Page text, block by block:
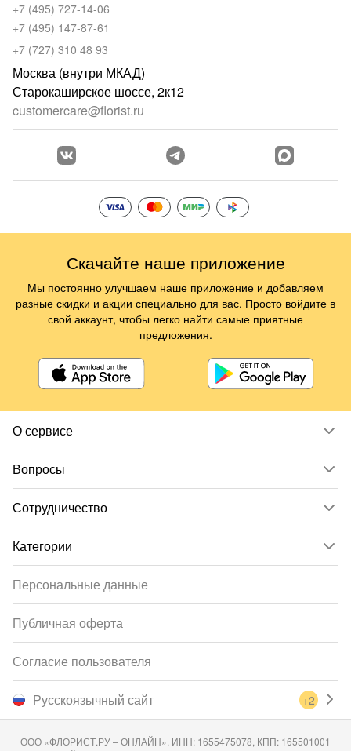
О сервисе
Вопросы
Сотрудничество
Категории
+7 (495) 727-14-06
+7 (495) 147-87-61
+7 (727) 310 48 93
Москва (внутри МКАД)
Старокаширское шоссе, 2к12
customercare@florist.ru
Русскоязычный сайт +2
Персональные данные
Публичная оферта
Согласие пользователя
ООО «ФЛОРИСТ.РУ – ОНЛАЙН», ИНН: 1655475078, КПП: 165501001
Скачайте наше приложение
Мы постоянно улучшаем наше приложение и добавляем
разные скидки и акции специально для вас. Просто войдите в
свой аккаунт, чтобы легко найти самые приятные
предложения.